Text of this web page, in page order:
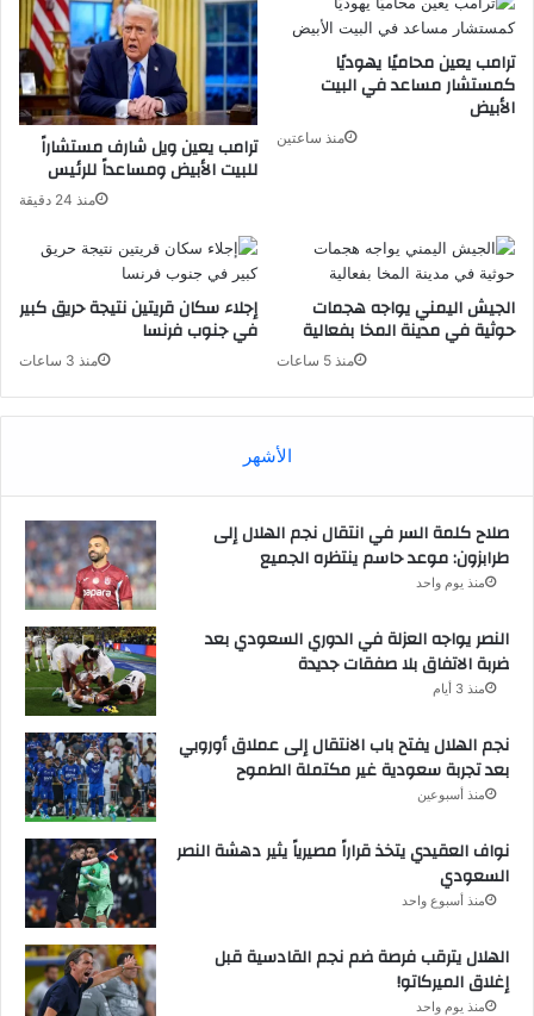
ترامب يعين ويل شارف مستشاراً
للبيت الأبيض ومساعداً للرئيس
منذ 24 دقيقة
ترامب يعين محاميًا يهوديًا
كمستشار مساعد في البيت
الأبيض
منذ ساعتين
إجلاء سكان قريتين نتيجة حريق كبير
في جنوب فرنسا
منذ 3 ساعات
الجيش اليمني يواجه هجمات
حوثية في مدينة المخا بفعالية
منذ 5 ساعات
الأشهر
صلاح كلمة السر في انتقال نجم الهلال إلى
طرابزون: موعد حاسم ينتظره الجميع
منذ يوم واحد
النصر يواجه العزلة في الدوري السعودي بعد
ضربة الاتفاق بلا صفقات جديدة
منذ 3 أيام
نجم الهلال يفتح باب الانتقال إلى عملاق أوروبي
بعد تجربة سعودية غير مكتملة الطموح
منذ أسبوعين
نواف العقيدي يتخذ قراراً مصيرياً يثير دهشة النصر
السعودي
منذ أسبوع واحد
الهلال يترقب فرصة ضم نجم القادسية قبل
إغلاق الميركاتو!
منذ يوم واحد